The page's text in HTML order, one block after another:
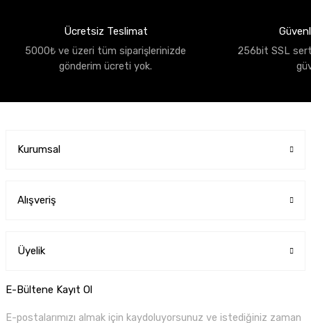
Ücretsiz Teslimat
5000₺ ve üzeri tüm siparişlerinizde
gönderim ücreti yok.
256bit SSL
Kurumsal
Alışveriş
Üyelik
E-Bültene Kayıt Ol
E-postalarımızı almak için kaydoluyorsunuz ve istediğiniz zaman